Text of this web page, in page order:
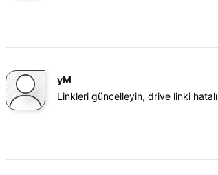
yM
Linkleri güncelleyin, drive linki hatalı